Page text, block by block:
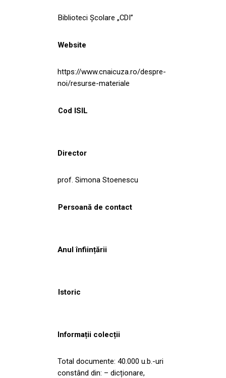
Biblioteci Școlare „CDI”
Website
https://www.cnaicuza.ro/despre-
noi/resurse-materiale
Cod ISIL
Director
prof. Simona Stoenescu
Persoană de contact
Anul înființării
Istoric
Informații colecții
Total documente: 40.000 u.b.-uri
constând din: – dicționare,